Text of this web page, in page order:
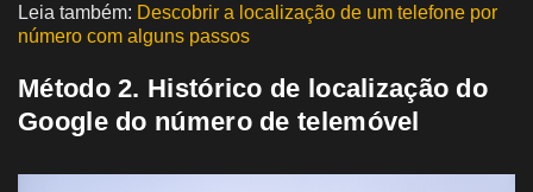
Leia também: Descobrir a localização de um telefone por
número com alguns passos
Método 2. Histórico de localização do
Google do número de telemóvel